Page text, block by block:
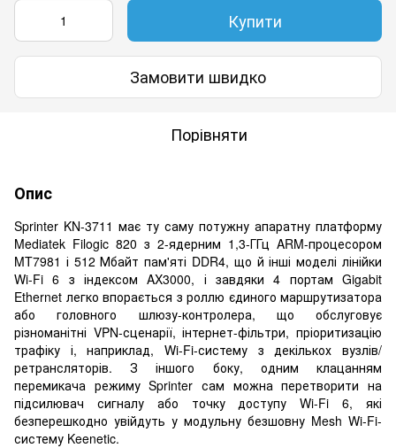
Купити
Замовити швидко
Порівняти
Опис
Sprinter KN-3711 має ту саму потужну апаратну платформу
Mediatek Filogic 820 з 2-ядерним 1,3-ГГц ARM-процесором
MT7981 і 512 Мбайт пам'яті DDR4, що й інші моделі лінійки
Wi-Fi 6 з індексом AX3000, і завдяки 4 портам Gigabit
Ethernet легко впорається з роллю єдиного маршрутизатора
або головного шлюзу-контролера, що обслуговує
різноманітні VPN-сценарії, інтернет-фільтри, пріоритизацію
трафіку і, наприклад, Wi-Fi-систему з декількох вузлів/
ретрансляторів. З іншого боку, одним клацанням
перемикача режиму Sprinter сам можна перетворити на
підсилювач сигналу або точку доступу Wi-Fi 6, які
безперешкодно увійдуть у модульну безшовну Mesh Wi-Fi-
систему Keenetic.